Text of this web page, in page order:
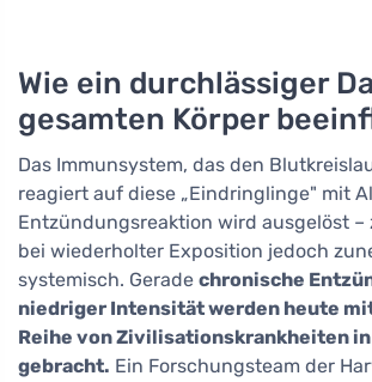
Wie ein durchlässiger
gesamten Körper
Das Immunsystem, das den
reagiert auf diese „Eindringlinge" mit
Entzündungsreaktion wird ausgelöst –
bei wiederholter Exposition jedoch
systemisch. Gerade chronische
niedriger Intensität werden heute
Reihe von Zivilisationskrankheiten
gebracht. Ein Forschungsteam der